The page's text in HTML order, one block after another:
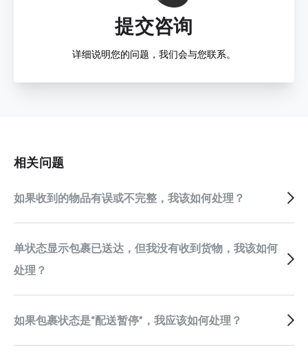
相关问题
如果收到的物品有误或不完整，我该如何处理？
单状态显示包裹已送达，但我没有收到货物，我该如何
处理？
如果包裹状态是“配送暂停”，我应该如何处理？
提交咨询
详细说明您的问题，我们会与您联系。